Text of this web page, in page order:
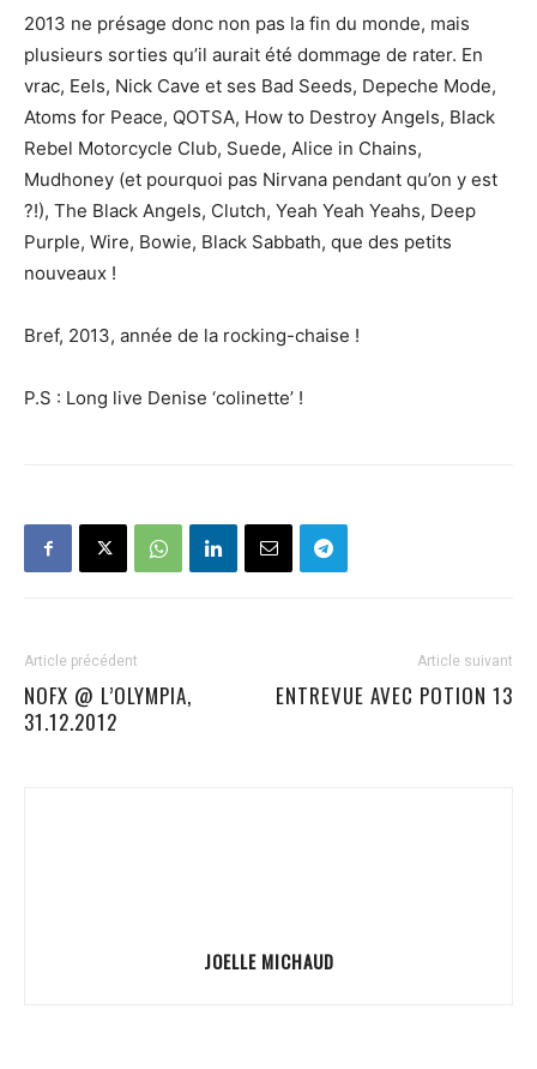
2013 ne présage donc non pas la fin du monde, mais
plusieurs sorties qu’il aurait été dommage de rater. En
vrac, Eels, Nick Cave et ses Bad Seeds, Depeche Mode,
Atoms for Peace, QOTSA, How to Destroy Angels, Black
Rebel Motorcycle Club, Suede, Alice in Chains,
Mudhoney (et pourquoi pas Nirvana pendant qu’on y est
?!), The Black Angels, Clutch, Yeah Yeah Yeahs, Deep
Purple, Wire, Bowie, Black Sabbath, que des petits
nouveaux !
Bref, 2013, année de la rocking-chaise !
P.S : Long live Denise ‘colinette’ !
Article précédent
NOFX @ L’OLYMPIA,
31.12.2012
Article suivant
ENTREVUE AVEC POTION 13
JOELLE MICHAUD